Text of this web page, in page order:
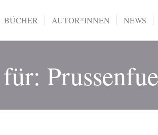
BÜCHER AUTOR*INNEN NEWS